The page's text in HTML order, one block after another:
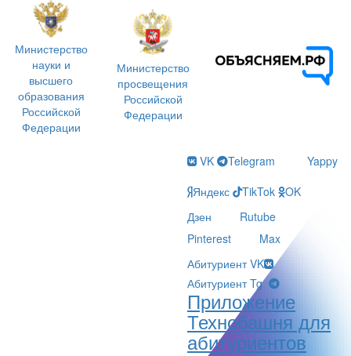
Министерство
науки и
высшего
образования
Российской
Федерации
Министерство
просвещения
Российской
Федерации
VK Telegram
Yappy
Яндекс
TikTok
OK
Дзен
Rutube
Pinterest
Max
Абитуриент VK
Абитуриент Tg
Приложение
Технобашня для
абитуриентов